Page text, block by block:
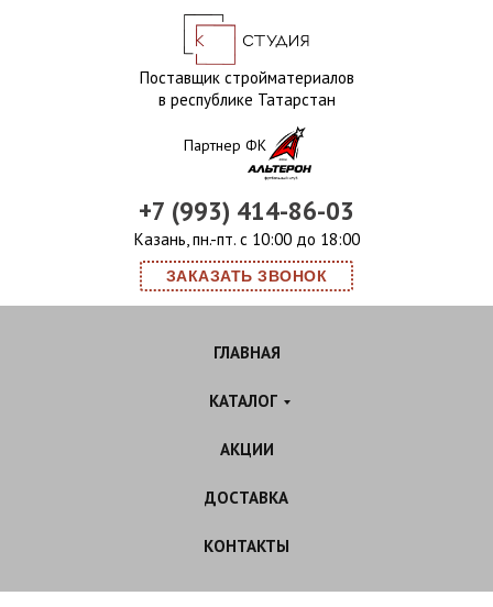
Поставщик стройматериалов
в республике Татарстан
+7 (993) 414-86-03
Казань, пн.-пт. с 10:00 до 18:00
ЗАКАЗАТЬ ЗВОНОК
Партнер ФК
ГЛАВНАЯ
КАТАЛОГ
АКЦИИ
ДОСТАВКА
КОНТАКТЫ